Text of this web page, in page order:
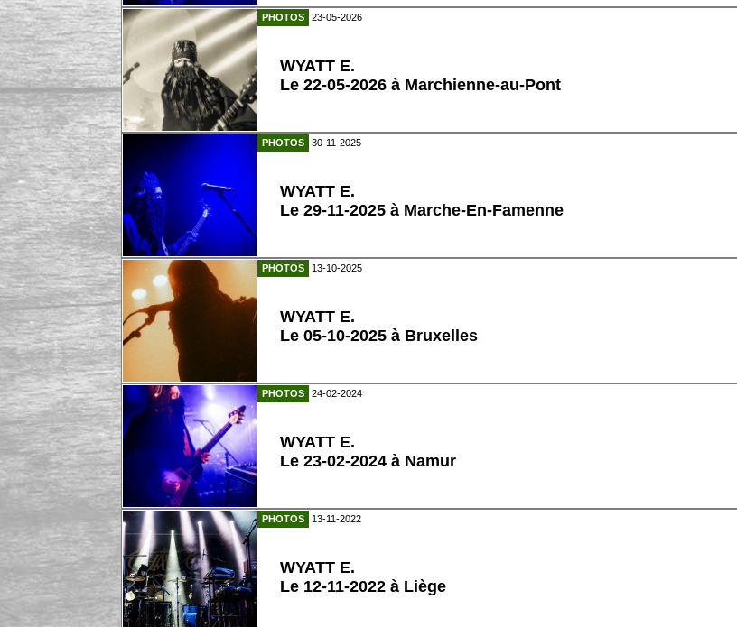
PHOTOS 23-05-2026
WYATT E.
Le 22-05-2026 à Marchienne-au-Pont
PHOTOS 30-11-2025
WYATT E.
Le 29-11-2025 à Marche-En-Famenne
PHOTOS 13-10-2025
WYATT E.
Le 05-10-2025 à Bruxelles
PHOTOS 24-02-2024
WYATT E.
Le 23-02-2024 à Namur
PHOTOS 13-11-2022
WYATT E.
Le 12-11-2022 à Liège